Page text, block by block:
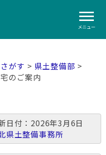
メニュー
がす > 県土整備部 >
のご案内
日付：2026年3月6日
県土整備事務所